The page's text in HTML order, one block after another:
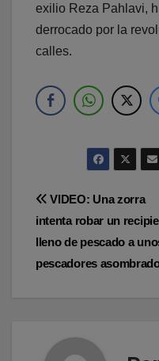
exilio Reza Pahlavi,
derrocado por la
calles.
de
entradas
VIDEO: Una zorra
intenta robar un
lleno de pescado a
pescadores